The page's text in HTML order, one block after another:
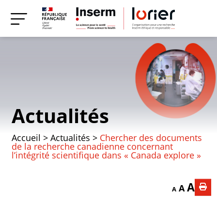
Actualités
Accueil > Actualités > Chercher des documents
de la recherche canadienne concernant
l’intégrité scientifique dans « Canada explore »
A
Decrease
A Reset
A